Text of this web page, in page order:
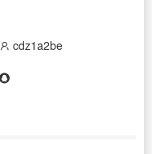
cdz1a2be